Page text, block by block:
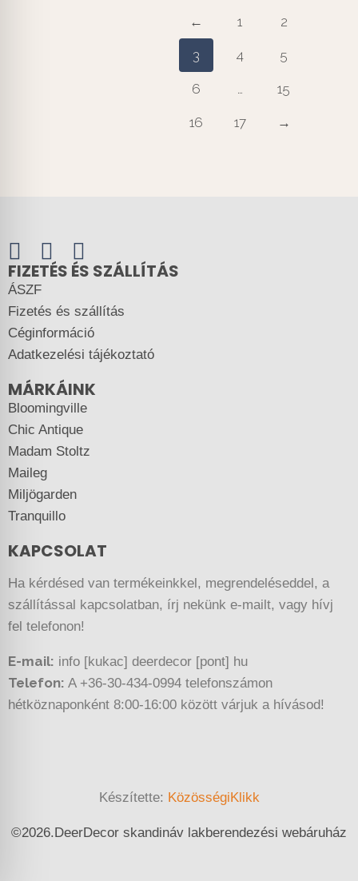
← 1 2
3 4 5
6 15
16 17 →
FIZETÉS ÉS SZÁLLÍTÁS
ÁSZF
Fizetés és szállítás
Céginformáció
Adatkezelési tájékoztató
MÁRKÁINK
Bloomingville
Chic Antique
Madam Stoltz
Maileg
Miljögarden
Tranquillo
KAPCSOLAT
Ha kérdésed van termékeinkkel, megrendeléseddel, a
szállítással kapcsolatban, írj nekünk e-mailt, vagy hívj
fel telefonon!
E-mail: info [kukac] deerdecor [pont] hu
Telefon: A +36-30-434-0994 telefonszámon
hétköznaponként 8:00-16:00 között várjuk a hívásod!
Készítette: KözösségiKlikk
©2026. DeerDecor skandináv lakberendezési webáruház